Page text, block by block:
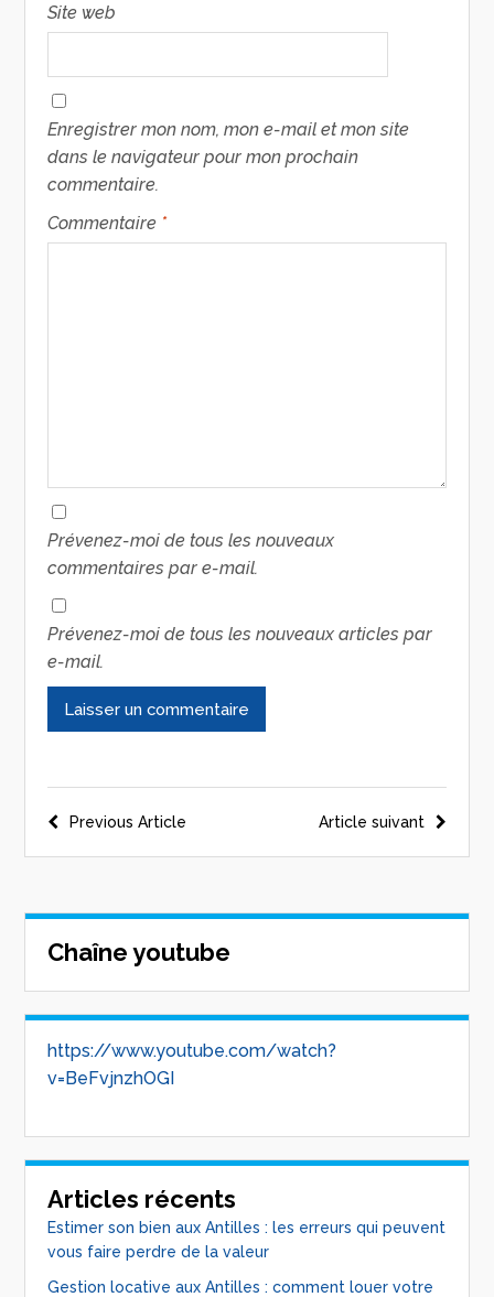
Site web
Enregistrer mon nom, mon e-mail et mon site
dans le navigateur pour mon prochain
commentaire.
Commentaire *
Prévenez-moi de tous les nouveaux
commentaires par e-mail.
Prévenez-moi de tous les nouveaux articles par
e-mail.
Article suivant
Previous Article
Chaîne youtube
https://www.youtube.com/watch?
v=BeFvjnzhOGI
Articles récents
Estimer son bien aux Antilles : les erreurs qui peuvent
vous faire perdre de la valeur
Gestion locative aux Antilles : comment louer votre